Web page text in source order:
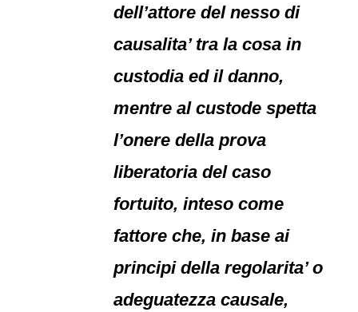
dell’attore del nesso di
causalita’ tra la cosa in
custodia ed il danno,
mentre al custode spetta
l’onere della prova
liberatoria del caso
fortuito, inteso come
fattore che, in base ai
principi della regolarita’ o
adeguatezza causale,